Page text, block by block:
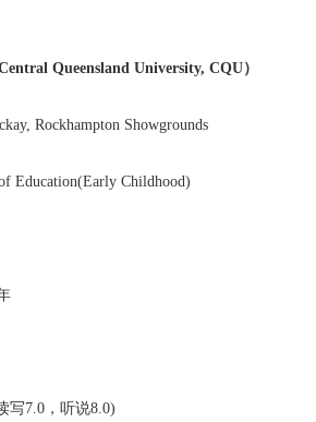
Queensland University, CQU）
Rockhampton Showgrounds
Education(Early Childhood)
写7.0，听说8.0)